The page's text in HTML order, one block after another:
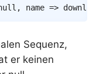
name =>
Sequenz,
er keinen